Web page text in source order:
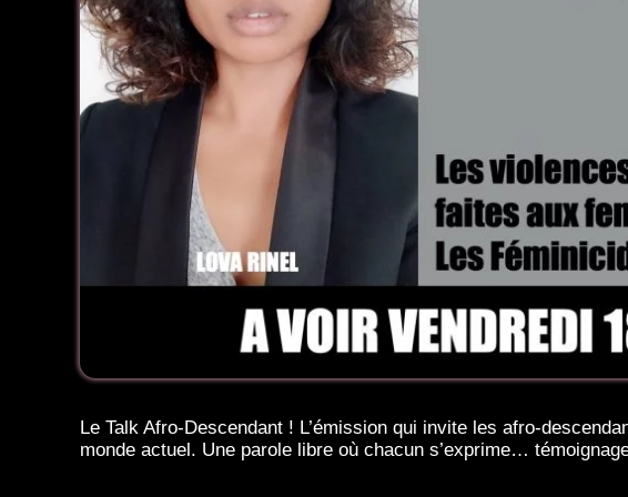
Le Talk Afro-Descendant ! L’émission qui invite les afro-
monde actuel. Une parole libre où chacun s’exprime…